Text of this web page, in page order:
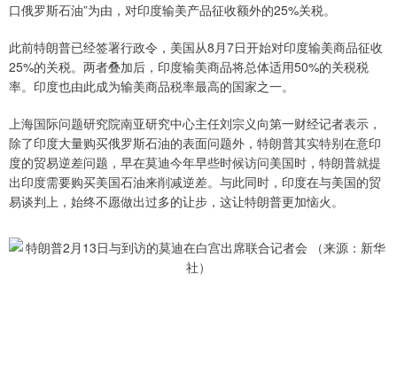
口俄罗斯石油”为由，对印度输美产品征收额外的25%关税。
此前特朗普已经签署行政令，美国从8月7日开始对印度输美商品征收
25%的关税。两者叠加后，印度输美商品将总体适用50%的关税税
率。印度也由此成为输美商品税率最高的国家之一。
上海国际问题研究院南亚研究中心主任刘宗义向第一财经记者表示，
除了印度大量购买俄罗斯石油的表面问题外，特朗普其实特别在意印
度的贸易逆差问题，早在莫迪今年早些时候访问美国时，特朗普就提
出印度需要购买美国石油来削减逆差。与此同时，印度在与美国的贸
易谈判上，始终不愿做出过多的让步，这让特朗普更加恼火。